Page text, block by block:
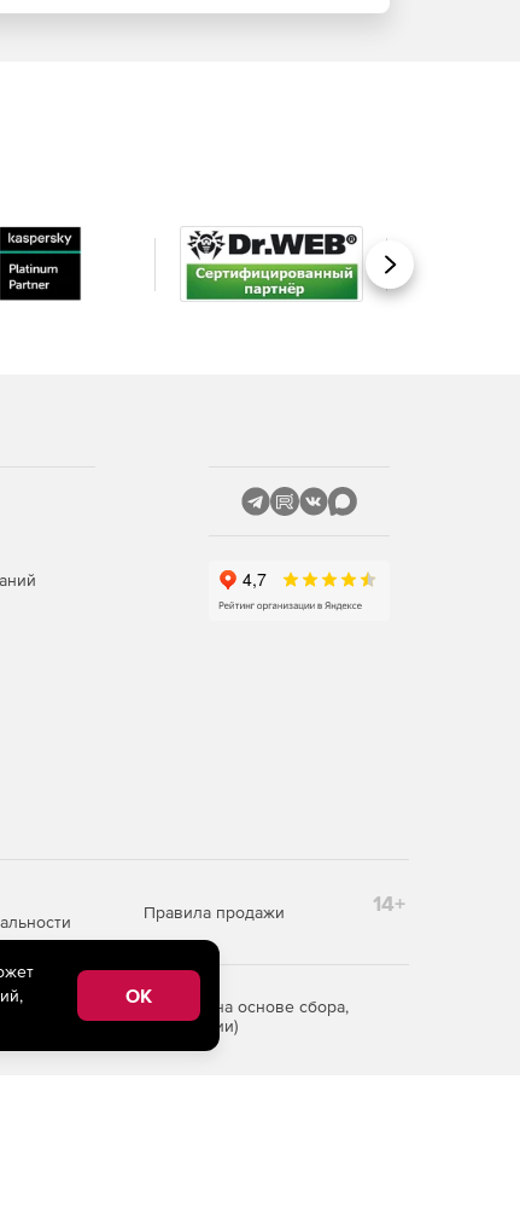
Вперед
Правила продажи 14+
информации на основе сбора,
Российской Федерации)
OK